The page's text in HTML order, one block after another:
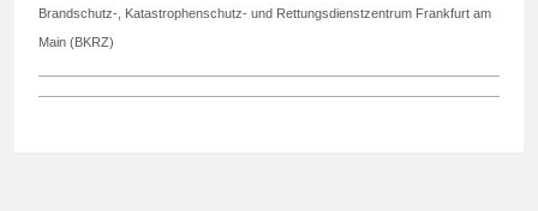
Brandschutz-, Katastrophenschutz- und Rettungsdienstzentrum Frankfurt am
Main (BKRZ)